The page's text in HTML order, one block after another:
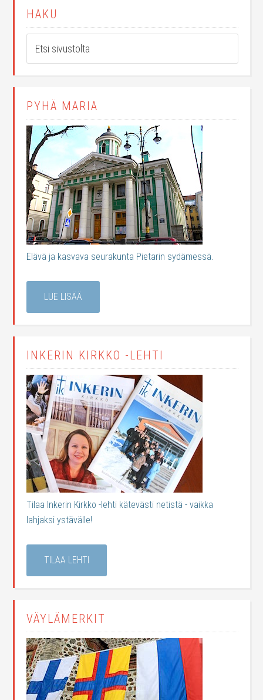
HAKU
PYHÄ MARIA
Elävä ja kasvava seurakunta Pietarin sydämessä.
LUE LISÄÄ
INKERIN KIRKKO -LEHTI
Tilaa Inkerin Kirkko -lehti kätevästi netistä - vaikka
lahjaksi ystävälle!
TILAA LEHTI
VÄYLÄMERKIT